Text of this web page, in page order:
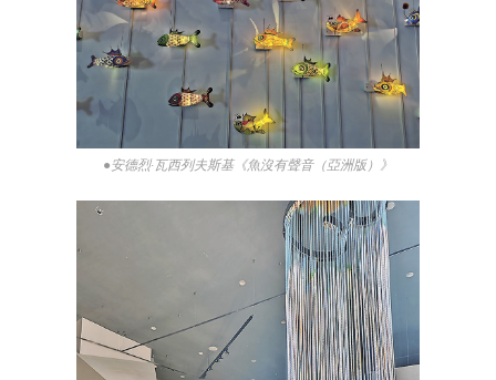
●安德烈·瓦西列夫斯基《魚沒有聲音（亞洲版）》